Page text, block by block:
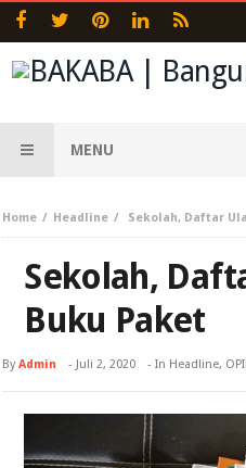
MENU
Home Headline Sekolah, Daftar
Sekolah,
Buku Paket
ByAdmin - Juli 2, 2020 - In Headline,